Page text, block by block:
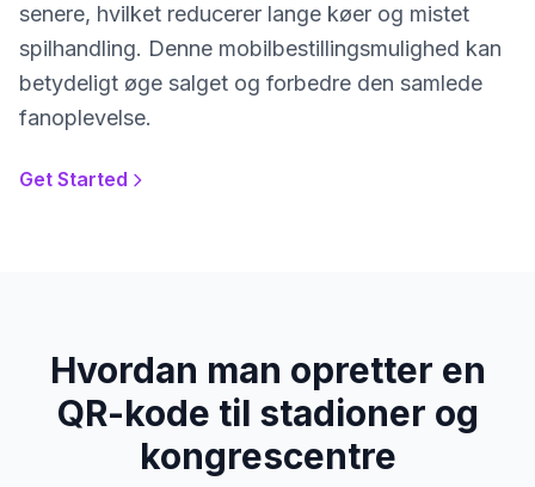
senere, hvilket reducerer lange køer og mistet
spilhandling. Denne mobilbestillingsmulighed kan
betydeligt øge salget og forbedre den samlede
fanoplevelse.
Get Started
Hvordan man opretter en
QR-kode til stadioner og
kongrescentre